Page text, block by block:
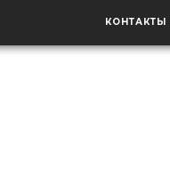
КОНТАКТЫ